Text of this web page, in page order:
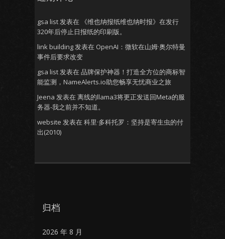
gsa list发表在
《维也纳报纸维也纳时报》在发行
320年后停止日报纸的印刷版。
link building发表在 OpenAI：微软在山姆·奥尔特曼
事件后要求改变
gsa list发表在 品牌保护神器！打造全方位的商标智
能监测，NameAlerts.io助您畅享无忧商业之旅
Jeena 发表在 离线的llama3将更正发送回Meta的服
务器-我之前并不知道。
website 发表在 科里·多科托罗：坚持是寄生虫的付
出(2010)
归档
2026 年 8 月